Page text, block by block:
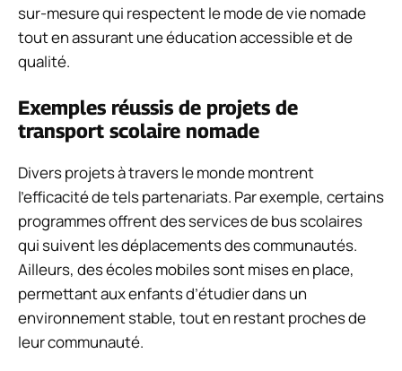
sur-mesure qui respectent le mode de vie nomade
tout en assurant une éducation accessible et de
qualité.
Exemples réussis de projets de
transport scolaire nomade
Divers projets à travers le monde montrent
l’efficacité de tels partenariats. Par exemple, certains
programmes offrent des services de bus scolaires
qui suivent les déplacements des communautés.
Ailleurs, des écoles mobiles sont mises en place,
permettant aux enfants d’étudier dans un
environnement stable, tout en restant proches de
leur communauté.